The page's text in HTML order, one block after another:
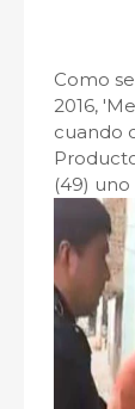
Como
2016,
cuando
(49)